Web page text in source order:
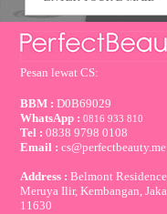
Pesan lewat CS:
BBM : D0B69029
WhatsApp :0816 933 810
Tel :0838 9798 0108
Email :cs@perfectbeauty.me
Address : Belmont
Meruya Ilir, Kembangan,
11630